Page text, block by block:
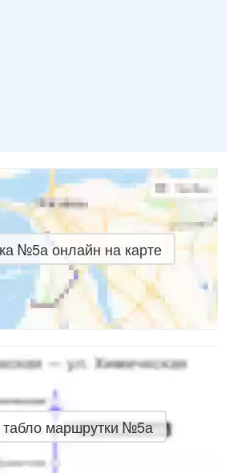
№5а онлайн на карте
маршрутки №5а